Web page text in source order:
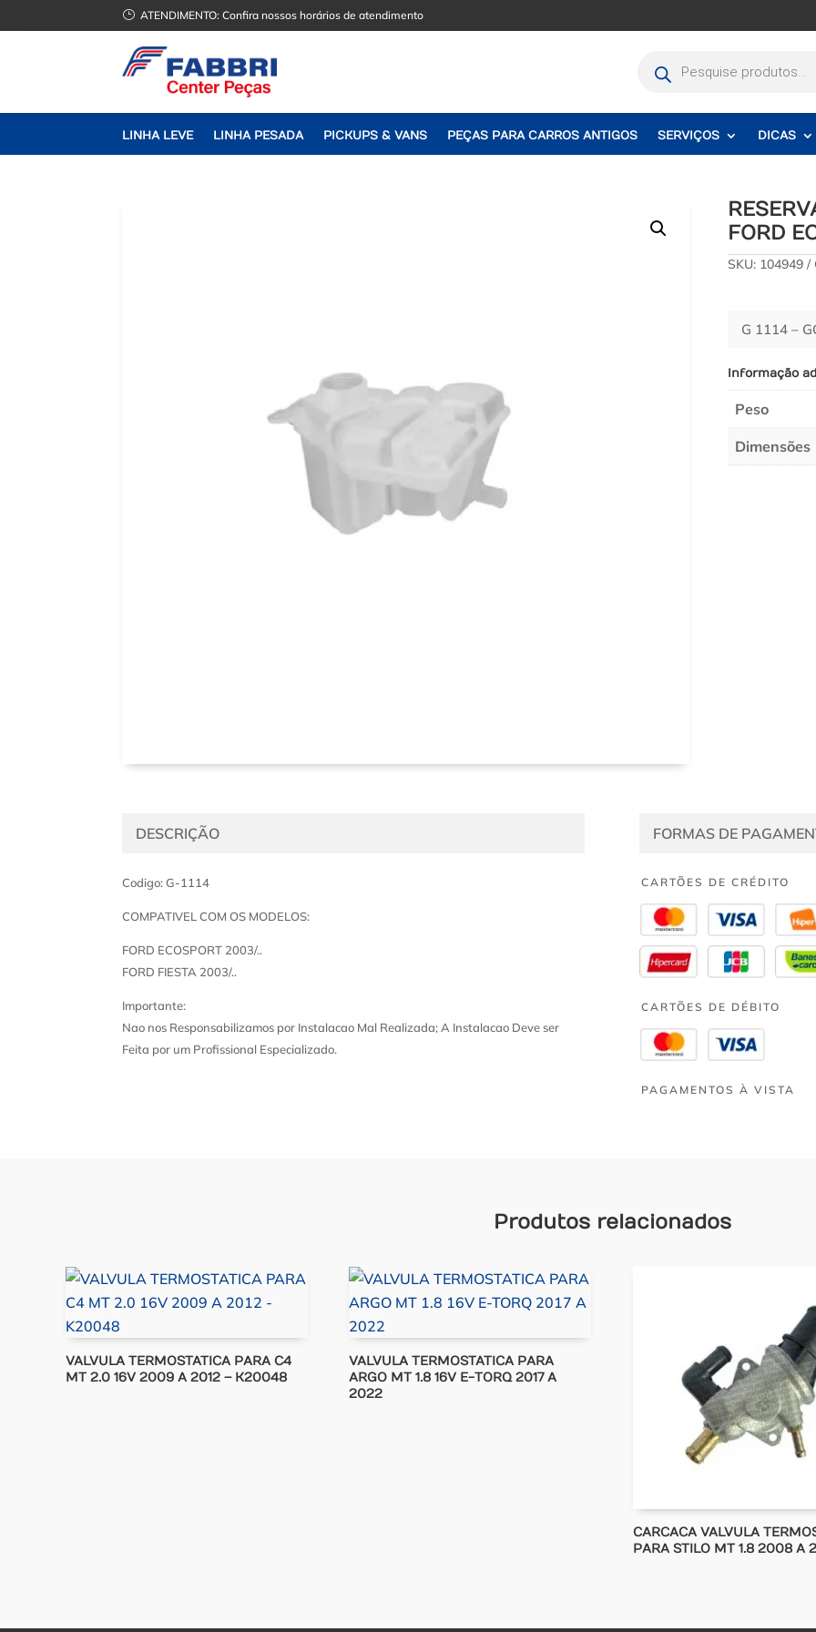
} ATENDIMENTO:Confira nossos horários de atendimento
produtos
LINHA LEVE LINHA PESADA PICKUPS & VANS PEÇAS PARA CARROS ANTIGOS SERVIÇOS DICAS
FORD
SKU: 104949
G 1114 –
Informação
Peso
Dimensões
DESCRIÇÃO
Codigo: G-1114
COMPATIVEL COM OS MODELOS:
FORD ECOSPORT 2003/..
FORD FIESTA 2003/..
Importante:
Nao nos Responsabilizamos por Instalacao Mal Realizada; A Instalacao Deve ser
Feita por um Profissional Especializado.
FORMAS DE
CARTÕES DE CRÉDITO
CARTÕES DE DÉBITO
PAGAMENTOS À VISTA
Produtos relacionados
VALVULA TERMOSTATICA PARA C4
MT 2.0 16V 2009 A 2012 – K20048
VALVULA TERMOSTATICA PARA
ARGO MT 1.8 16V E-TORQ 2017 A
2022
CARCACA VALVULA
PARA STILO MT 1.8 2008 A